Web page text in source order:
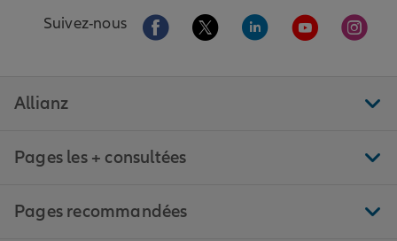
Suivez-nous Aller sur la page Facebook de Allianz
Aller sur la page Twitter de
Aller sur la page
Aller sur la
Aller
Allianz
Pages les + consultées
Pages recommandées